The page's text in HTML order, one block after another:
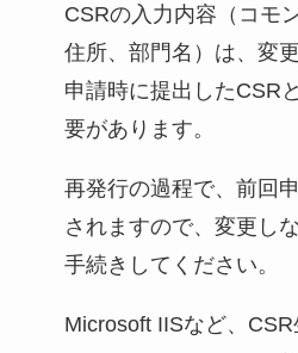
CSRの入力内容（コモ
住所、部門名）は、変
申請時に提出したCSR
要があります。
再発行の過程で、前回
されますので、変更し
手続きしてください。
Microsoft IISなど、